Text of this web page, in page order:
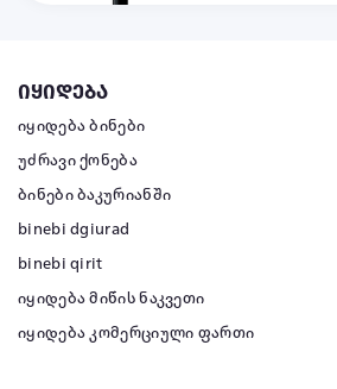
იყიდება
იყიდება ბინები
უძრავი ქონება
ბინები ბაკურიანში
binebi dgiurad
binebi qirit
იყიდება მიწის ნაკვეთი
იყიდება კომერციული ფართი